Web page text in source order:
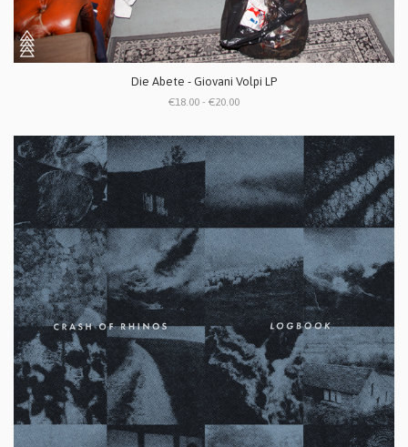
Die Abete - Giovani Volpi LP
€18.00 - €20.00